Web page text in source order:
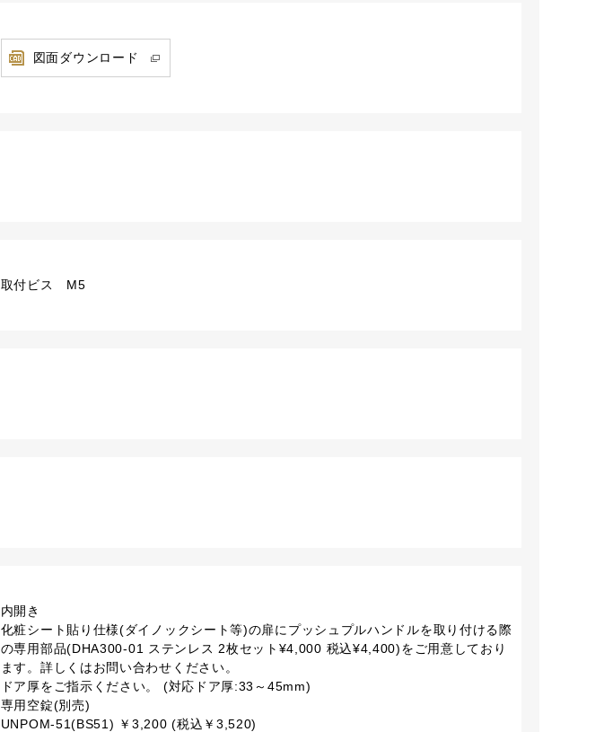
図面ダウンロード
取付ビス M5
内開き
化粧シート貼り仕様(ダイノックシート等)の扉にプッシュプルハンドルを取り付ける際
の専用部品(DHA300-01 ステンレス 2枚セット¥4,000 税込¥4,400)をご用意しており
ます。詳しくはお問い合わせください。
ドア厚をご指示ください。 (対応ドア厚:33～45mm)
専用空錠(別売)
UNPOM-51(BS51) ￥3,200 (税込￥3,520)